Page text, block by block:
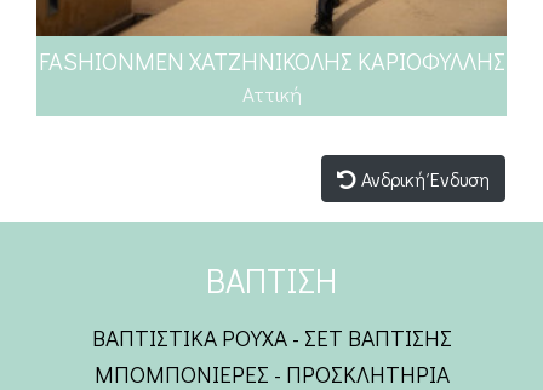
FASHIONMEN ΧΑΤΖΗΝΙΚΟΛΗΣ ΚΑΡΙΟΦΥΛΛΗΣ
Αττική
Ανδρική Ένδυση
ΒΑΠΤΙΣΗ
ΒΑΠΤΙΣΤΙΚΑ ΡΟΥΧΑ - ΣΕΤ ΒΑΠΤΙΣΗΣ
ΜΠΟΜΠΟΝΙΕΡΕΣ - ΠΡΟΣΚΛΗΤΗΡΙΑ